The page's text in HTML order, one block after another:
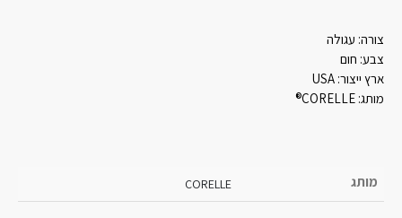
צורה: עגולה
צבע: חום
ארץ ייצור: USA
מותג: CORELLE®
מותג CORELLE